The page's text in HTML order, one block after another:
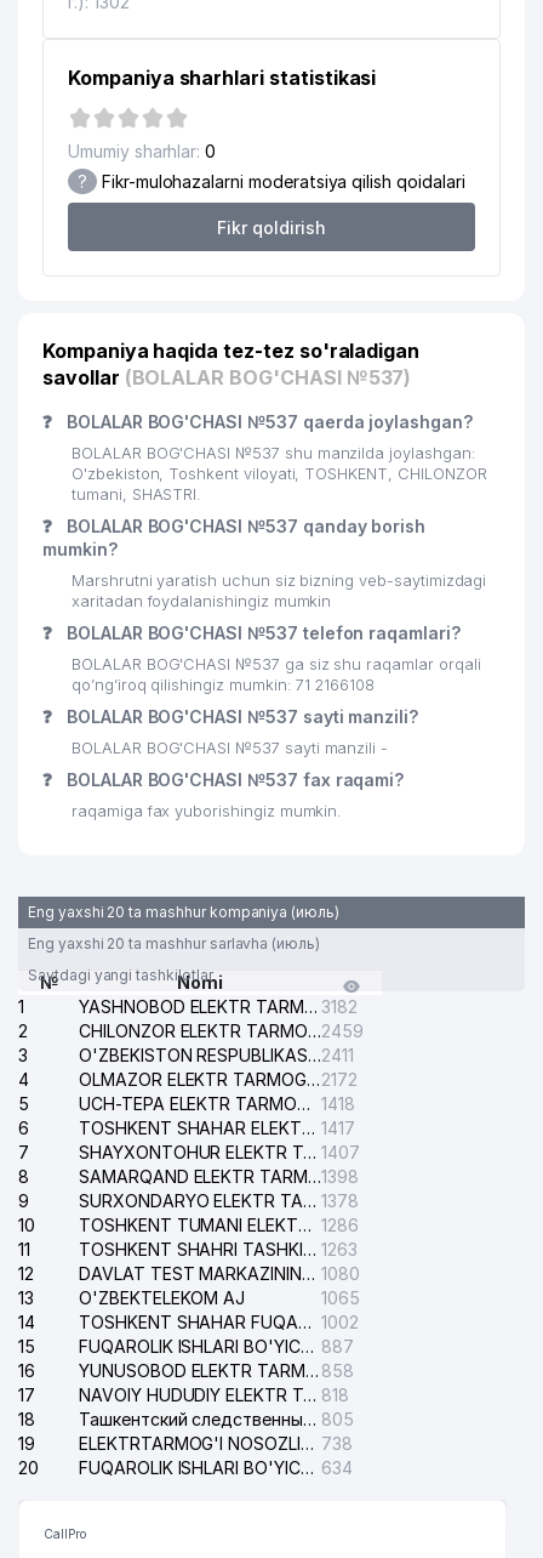
Kompaniya sharhlari statistikasi
Umumiy sharhlar: 0
? Fikr-mulohazalarni moderatsiya qilish qoidalari
Fikr qoldirish
Kompaniya haqida tez-tez so'raladigan
savollar (BOLALAR BOG'CHASI №537)
❓ BOLALAR BOG'CHASI №537 qaerda joylashgan?
BOLALAR BOG'CHASI №537 shu manzilda joylashgan:
O'zbekiston, Toshkent viloyati, TOSHKENT, CHILONZOR
tumani, SHASTRI.
❓
BOLALAR BOG'CHASI №537 qanday borish
mumkin?
Marshrutni yaratish uchun siz bizning veb-saytimizdagi
xaritadan foydalanishingiz mumkin
❓ BOLALAR BOG'CHASI №537 telefon raqamlari?
BOLALAR BOG'CHASI №537 ga siz shu raqamlar orqali
qo’ng’iroq qilishingiz mumkin: 71 2166108
❓ BOLALAR BOG'CHASI №537 sayti manzili?
BOLALAR BOG'CHASI №537 sayti manzili -
❓ BOLALAR BOG'CHASI №537 fax raqami?
raqamiga fax yuborishingiz mumkin.
Eng yaxshi 20 ta mashhur kompaniya (июль)
Eng yaxshi 20 ta mashhur sarlavha (июль)
Saytdagi yangi tashkilotlar
№
Nomi
1
YASHNOBOD ELEKTR TARMOG'I NOSOZLIKLARI XIZMATI 3182
2
CHILONZOR ELEKTR TARMOG'I NOSOZLIK XIZMATI2459
3
O'ZBEKISTON RESPUBLIKASI BOSH PROKURATURASI ISHONCH TELEFONI2411
4
OLMAZOR ELEKTR TARMOG'I NOSOZLIKLARI XIZMATI2172
5
UCH-TEPA ELEKTR TARMOG'I NOSOZLIKLARI XIZMATI 1418
6
TOSHKENT SHAHAR ELEKTR TARMOQLARI KORXONASI AJ 1417
7
SHAYXONTOHUR ELEKTR TARMOG'I NOSOZLIKLARINI TUZATISH XIZMATI 1407
8
SAMARQAND ELEKTR TARMOQLARI AJ1398
9
SURXONDARYO ELEKTR TARMOQLARI AJ 1378
10
TOSHKENT TUMANI ELEKTR TARMOG'I AVARIYA XIZMATI 1286
11
TOSHKENT SHAHRI TASHKILOT TELEFONLARI HAQIDA MA'LUMOT BYUROSI 1263
12
DAVLAT TEST MARKAZINING ISHONCH TELEFONLARI 1080
13
O'ZBEKTELEKOM AJ
1065
14
TOSHKENT SHAHAR FUQAROLIK ISHLARI BO'YICHA SUDI 1002
15
FUQAROLIK ISHLARI BO'YICHA YAKKASAROY TUMANLARARO SUDI 887
16
YUNUSOBOD ELEKTR TARMOG'I NOSOZLIKLARI XIZMATI 858
17
NAVOIY HUDUDIY ELEKTR TARMOQLARI KORXONASI AJ 818
18
Ташкентский следственный изолятор 805
19
ELEKTRTARMOG'I NOSOZLIKLARINI TO'ZATISH SERGELI XIZMATI 738
20
FUQAROLIK ISHLARI BO'YICHA UCH-TEPA TUMANI SUDI 634
CallPro